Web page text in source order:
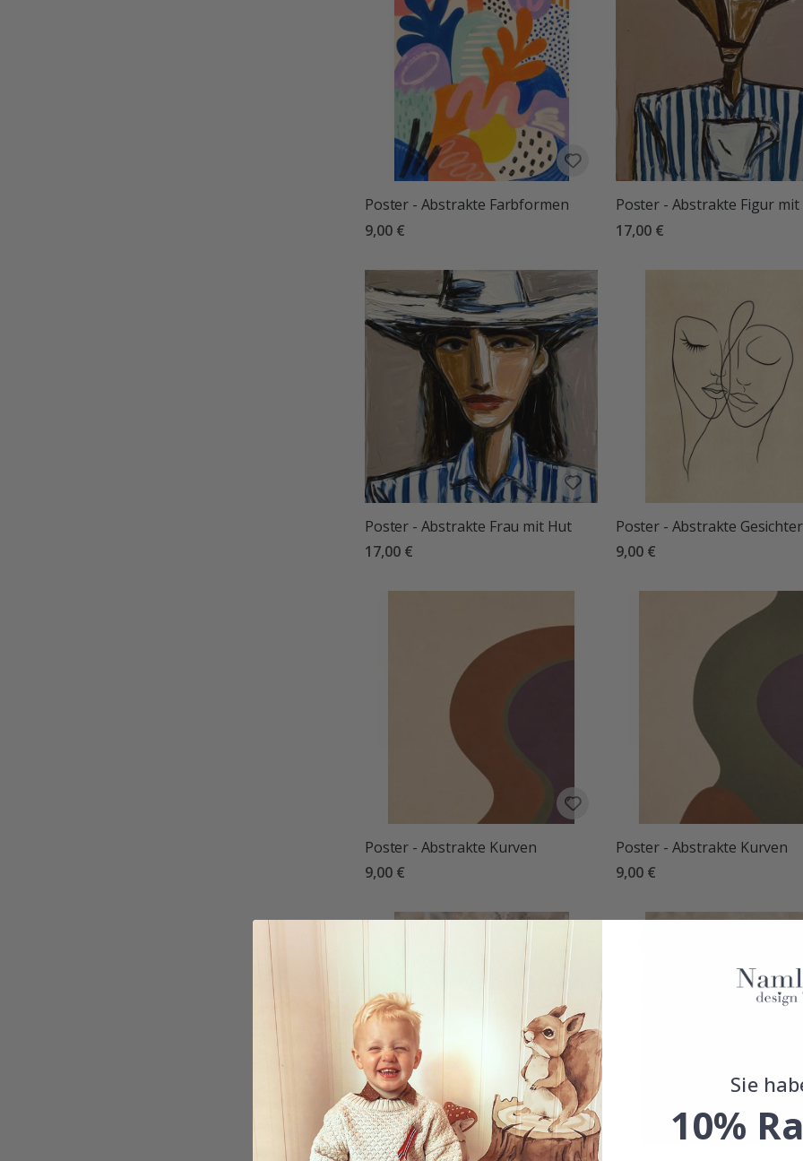
Poster - Abstrakte Farbformen
9,00 €
Poster - Abstrakte Figur
17,00 €
Poster - Abstrakte Frau mit Hut
17,00 €
Poster - Abstrakte Gesichter
9,00 €
Poster - Abstrakte Kurven
9,00 €
Poster - Abstrakte Kurven
9,00 €
Sie
10%